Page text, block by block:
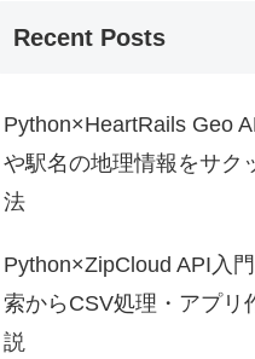
Recent Posts
Python×HeartRails Geo
や駅名の地理情報をサク
法
Python×ZipCloud API入
索からCSV処理・アプリ
説